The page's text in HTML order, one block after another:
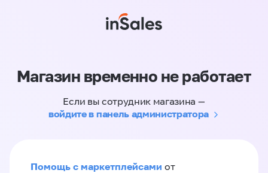
Магазин временно не работает
Если вы сотрудник магазина —
войдите в панель администратора
Помощь с маркетплейсами от